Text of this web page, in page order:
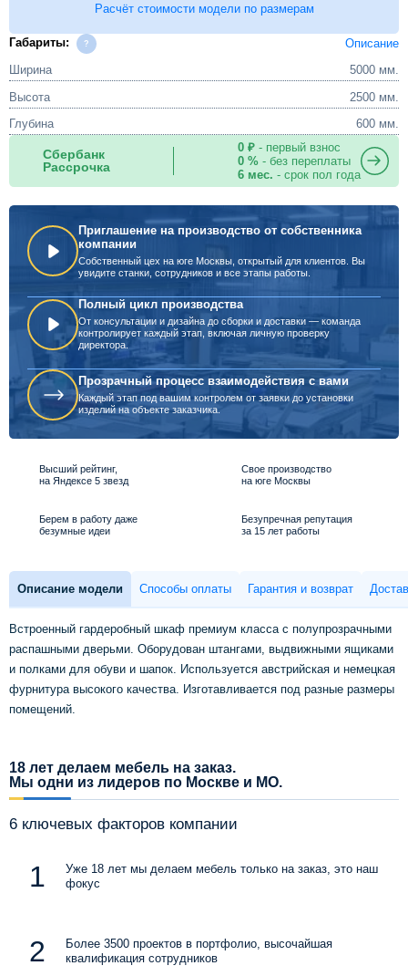
Расчёт стоимости модели по размерам
Габариты:
Описание
Ширина
5000 мм.
Высота
2500 мм.
Глубина
600 мм.
Сбербанк
Рассрочка
0 ₽- первый взнос
0 %- без переплаты
6 мес. - срок пол года
Приглашение на производство от собственника
компании
Собственный цех на юге Москвы, открытый для клиентов. Вы
увидите станки, сотрудников и все этапы работы.
Полный цикл производства
От консультации и дизайна до сборки и доставки — команда
контролирует каждый этап, включая личную проверку
директора.
Прозрачный процесс взаимодействия с вами
Каждый этап под вашим контролем от заявки до установки
изделий на объекте заказчика.
Высший рейтинг,
на Яндексе 5 звезд
Свое производство
на юге Москвы
Берем в работу даже
безумные идеи
Безупречная репутация
за 15 лет работы
Описание модели Способы оплаты Гарантия и возврат
Встроенный гардеробный шкаф премиум класса с полупрозрачными
распашными дверьми. Оборудован штангами, выдвижными ящиками
и полками для обуви и шапок. Используется австрийская и немецкая
фурнитура высокого качества. Изготавливается под разные размеры
помещений.
18 лет делаем мебель на заказ.
Мы одни из лидеров по Москве и МО.
6 ключевых факторов компании
Уже 18 лет мы делаем мебель только на заказ, это наш
фокус
Более 3500 проектов в портфолио, высочайшая
квалификация сотрудников